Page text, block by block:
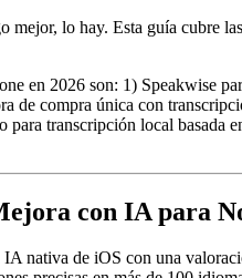
mejor, lo hay. Esta guía cubre
en 2026 son: 1) Speakwise
de compra única con
transcripción local basada
con IA para
nativa de iOS con una